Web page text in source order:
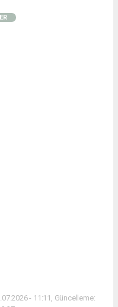
- 11:11, Güncelleme: